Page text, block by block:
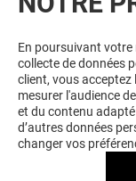
En poursuivant votre
collecte de données
client, vous
mesurer l'audience
et du contenu
d’autres données
changer vos